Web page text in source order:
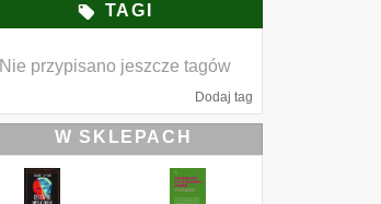
TAGI
Nie przypisano jeszcze tagów
Dodaj tag
W SKLEPACH